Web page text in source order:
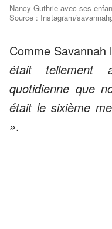
Nancy Guthrie avec ses
Source : Instagram/
Comme Savannah
était tellement
quotidienne que
était le sixième
».